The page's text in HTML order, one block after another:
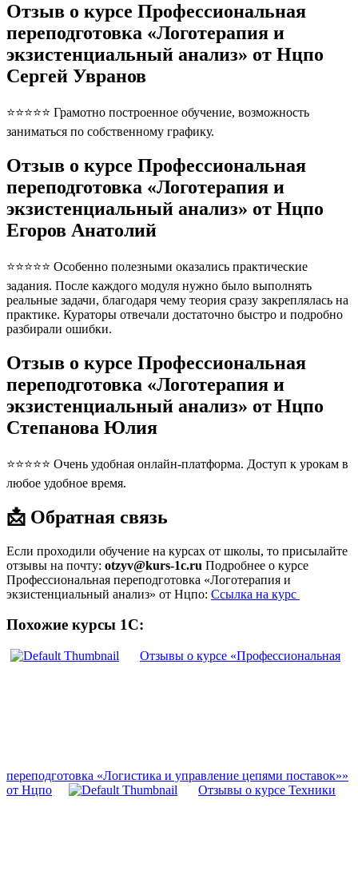
Отзыв о курсе Профессиональная
переподготовка «Логотерапия и
экзистенциальный анализ» от Нцпо
Сергей Увранов
⭐⭐⭐⭐⭐ Грамотно построенное обучение, возможность
заниматься по собственному графику.
Отзыв о курсе Профессиональная
переподготовка «Логотерапия и
экзистенциальный анализ» от Нцпо
Егоров Анатолий
⭐⭐⭐⭐⭐ Особенно полезными оказались практические
задания. После каждого модуля нужно было выполнять
реальные задачи, благодаря чему теория сразу закреплялась на
практике. Кураторы отвечали достаточно быстро и подробно
разбирали ошибки.
Отзыв о курсе Профессиональная
переподготовка «Логотерапия и
экзистенциальный анализ» от Нцпо
Степанова Юлия
⭐⭐⭐⭐⭐ Очень удобная онлайн-платформа. Доступ к урокам в
любое удобное время.
📩 Обратная связь
Если проходили обучение на курсах от школы, то присылайте
отзывы на почту: otzyv@kurs-1c.ru Подробнее о курсе
Профессиональная переподготовка «Логотерапия и
экзистенциальный анализ» от Нцпо: Ссылка на курс
Похожие курсы 1С:
Отзывы о курсе «Профессиональная
переподготовка «Логистика и управление цепями поставок»»
от Нцпо
Отзывы о курсе Техники